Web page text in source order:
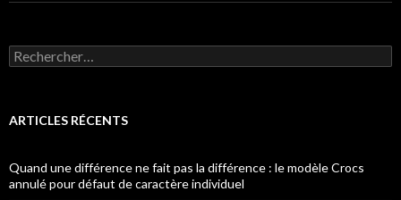
Rechercher :
ARTICLES RÉCENTS
Quand une différence ne fait pas la différence : le modèle Crocs
annulé pour défaut de caractère individuel